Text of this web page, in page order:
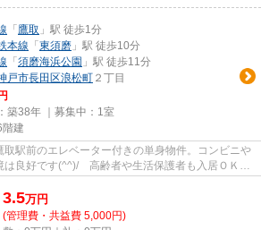
「 鷹取 」駅 徒歩1分
本線 「 東須磨 」駅 徒歩10分
「 須磨海浜公園 」駅 徒歩11分
戸市長田区浪松町 ２丁目
築38年 ｜募集中： 1室
階建
駅前のエレベーター付きの単身物件。コンビニや
は良好です(^^)/ 高齢者や生活保護者も入居ＯＫ
3.5万円
(管理費・共益費 5,000円)